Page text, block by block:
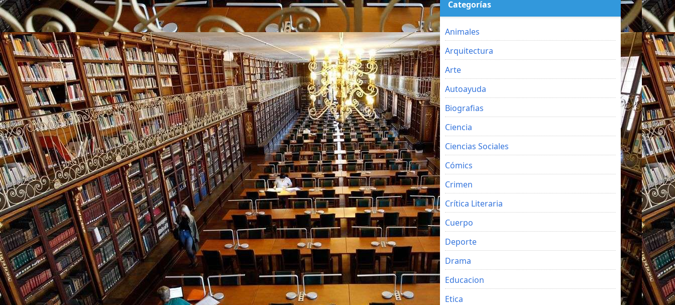
Categorías
Animales
Arquitectura
Arte
Autoayuda
Biografias
Ciencia
Ciencias Sociales
Cómics
Crimen
Crítica Literaria
Cuerpo
Deporte
Drama
Educacion
Etica